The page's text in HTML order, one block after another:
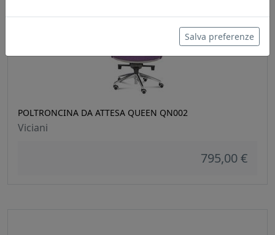
POLTRONCINA DA ATTESA QUEEN QN002
Viciani
795,00 €
Salva preferenze